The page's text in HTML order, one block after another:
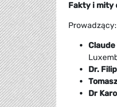
Fakty i mity
Prowadzący:
Dr.
Dr